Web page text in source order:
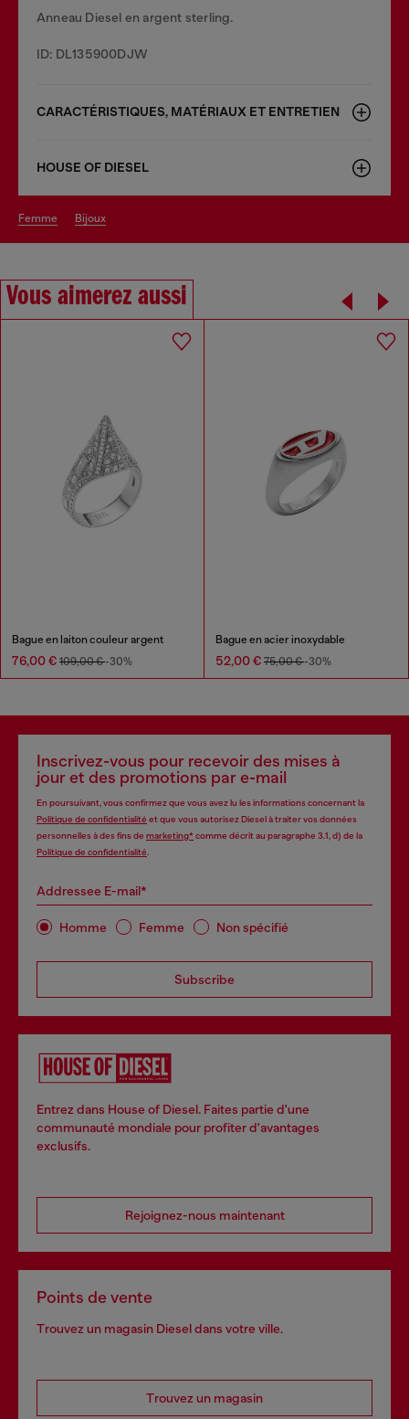
Anneau Diesel en argent sterling.
ID: DL135900DJW
CARACTÉRISTIQUES, MATÉRIAUX ET ENTRETIEN
HOUSE OF DIESEL
femme bijoux
Vous aimerez aussi
Bague en laiton couleur argent
76,00 € 109,00 €-30%
Bague en acier inoxydable
52,00 € 75,00 €-30%
Inscrivez-vous pour recevoir des mises à
jour et des promotions par e-mail
En poursuivant, vous confirmez que vous avez lu les informations concernant la
Politique de confidentialité et que vous autorisez Diesel à traiter vos données
personnelles à des fins de marketing*comme décrit au paragraphe 3.1, d) de la
Politique de confidentialité
Addressee E-mail*
Homme Femme Non spécifié
Subscribe
Entrez dans House of Diesel. Faites partie d'une
communauté mondiale pour profiter d'avantages
exclusifs.
Rejoignez-nous maintenant
Points de vente
Trouvez un magasin Diesel dans votre ville.
Trouvez un magasin